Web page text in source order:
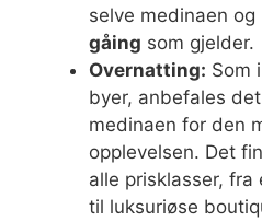
selve medinaen
gåing som gjelder.
Overnatting: Som
byer, anbefales
medinaen for den
opplevelsen. Det
alle prisklasser, fra
til luksuriøse